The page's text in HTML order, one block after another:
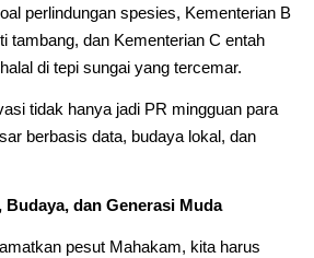
perlindungan spesies, Kementerian B
tambang, dan Kementerian C entah
di tepi sungai yang tercemar.
tidak hanya jadi PR mingguan para
berbasis data, budaya lokal, dan
dan Generasi Muda
pesut Mahakam, kita harus